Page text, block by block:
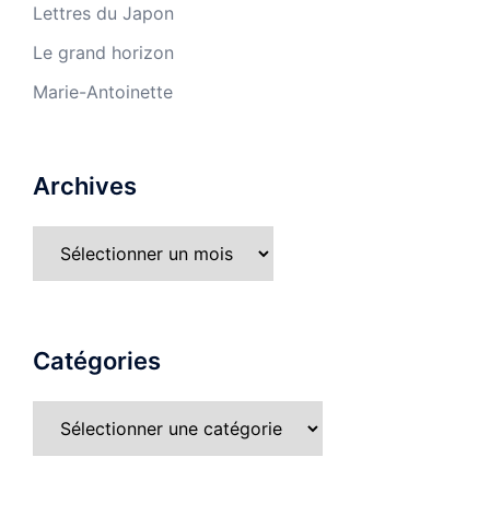
Lettres du Japon
Le grand horizon
Marie-Antoinette
Archives
Catégories